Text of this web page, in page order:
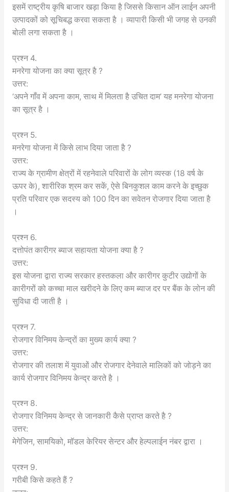
इसमें राष्ट्रीय कृषि बाजार खड़ा किया है जिससे किसान ऑन लाईन अपनी
उत्पादकों को सूचिबद्ध करवा सकता है । व्यापारी किसी भी जगह से उनकी
बोली लगा सकता है ।
प्रश्न 4.
मनरेगा योजना का क्या सूत्र है ?
उत्तर:
‘अपने गाँव में अपना काम, साथ में मिलता है उचित दाम’ यह मनरेगा योजना
का सूत्र है ।
प्रश्न 5.
मनरेगा योजना में किसे लाभ दिया जाता है ?
उत्तर:
राज्य के ग्रामीण क्षेत्रों में रहनेवाले परिवारों के लोग व्यस्क (18 वर्ष के
ऊपर के), शारीरिक श्रम कर सकें, ऐसे बिनकुशल काम करने के इच्छुक
प्रति परिवार एक सदस्य को 100 दिन का सवेतन रोजगार दिया जाता है
।
प्रश्न 6.
दत्तोपंत कारीगर ब्याज सहायता योजना क्या है ?
उत्तर:
इस योजना द्वारा राज्य सरकार हस्तकला और कारीगर कुटीर उद्योगों के
कारीगरों को कच्चा माल खरीदने के लिए कम ब्याज दर पर बैंक के लोन की
सुविधा दी जाती है ।
प्रश्न 7.
रोजगार विनिमय केन्द्रों का मुख्य कार्य क्या ?
उत्तर:
रोजगार की तलाश में युवाओं और रोजगार देनेवाले मालिकों को जोड़ने का
कार्य रोजगार विनिमय केन्द्र करते है ।
प्रश्न 8.
रोजगार विनिमय केन्द्र से जानकारी कैसे प्राप्त करते है ?
उत्तर:
मेगेजिन, सामयिको, मॉडल केरियर सेन्टर और हेल्पलाईन नंबर द्वारा ।
प्रश्न 9.
गरीबी किसे कहते हैं ?